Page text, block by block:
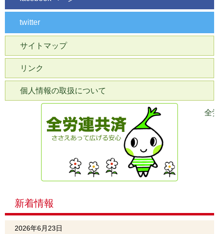
twitter
サイトマップ
リンク
個人情報の取扱について
全
新着情報
2026年6月23日